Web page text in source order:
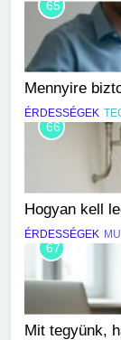
65
Mennyire
ÉRDESSÉGEK
66
Hogyan kell
ÉRDESSÉGEK
67
Mit tegyünk,